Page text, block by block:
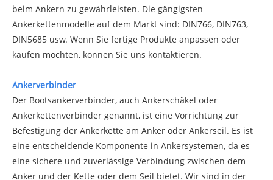
beim Ankern zu gewährleisten. Die gängigsten
Ankerkettenmodelle auf dem Markt sind: DIN766, DIN763,
DIN5685 usw. Wenn Sie fertige Produkte anpassen oder
kaufen möchten, können Sie uns kontaktieren.
Ankerverbinder
Der Bootsankerverbinder, auch Ankerschäkel oder
Ankerkettenverbinder genannt, ist eine Vorrichtung zur
Befestigung der Ankerkette am Anker oder Ankerseil. Es ist
eine entscheidende Komponente in Ankersystemen, da es
eine sichere und zuverlässige Verbindung zwischen dem
Anker und der Kette oder dem Seil bietet. Wir sind in der